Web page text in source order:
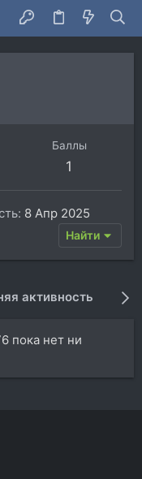
Баллы
1
8 Апр 2025
Найти
активность
пока нет ни